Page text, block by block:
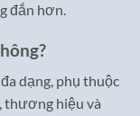
đắn hơn.
dạng, phụ thuộc
thương hiệu và